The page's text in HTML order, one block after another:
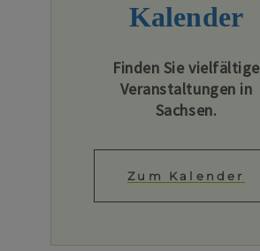
Kalender
Finden Sie vielfältige
Veranstaltungen in
Sachsen.
Zum Kalender